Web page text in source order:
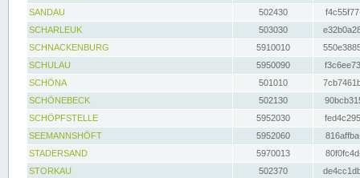
SANDAU
502430
SCHARLEUK
503030
SCHNACKENBURG
5910010
SCHULAU
5950090
SCHÖNA
501010
SCHÖNEBECK
502130
SCHÖPFSTELLE
5952030
SEEMANNSHÖFT
5952060
STADERSAND
5970013
STORKAU
502370